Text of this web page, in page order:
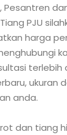
Pesantren
PJU
harga
terlebih
ukuran
anda.
dan tiang